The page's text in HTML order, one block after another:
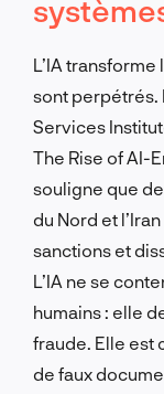
L’IA
sont perpétrés.
Services
The Rise of AI-
souligne que
du Nord et
sanctions et
L’IA ne se
humains : elle
fraude. Elle est
de faux